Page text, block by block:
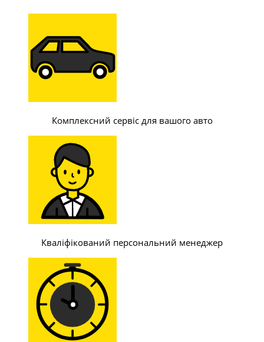
Комплексний сервіс для вашого авто
Кваліфікований персональний менеджер